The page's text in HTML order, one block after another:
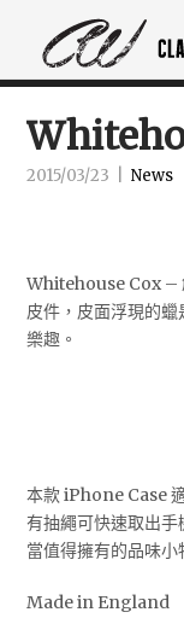
2015/03/23 News
Whitehouse Cox –
皮件，皮面浮現的
樂趣。
本款 iPhone Case
有抽繩可快速取出
當值得擁有的品味小
Made in England